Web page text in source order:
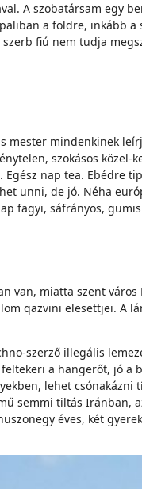
A szobatársam egy
a földre, inkább a
fiú nem tudja
mester mindenkinek
szokásos közel-
nap tea. Ebédre
unni, de jó. Néha
fagyi, sáfrányos,
van, miatta szent város
qazvini elesettjei. A
szerző illegális
a hangerőt, jó
lehet
semmi tiltás Iránban,
éves, két